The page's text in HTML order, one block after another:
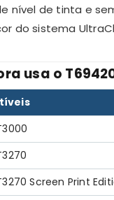
nível de tinta e
do sistema
usa o
Screen Print